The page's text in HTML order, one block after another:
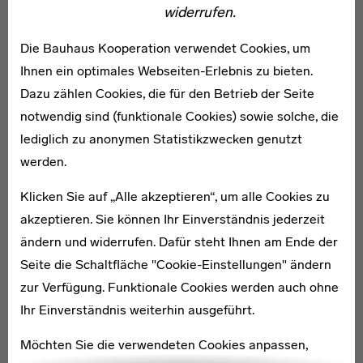
widerrufen.
Die Bauhaus Kooperation verwendet Cookies, um
Ihnen ein optimales Webseiten-Erlebnis zu bieten.
Dazu zählen Cookies, die für den Betrieb der Seite
notwendig sind (funktionale Cookies) sowie solche, die
lediglich zu anonymen Statistikzwecken genutzt
werden.
Klicken Sie auf „Alle akzeptieren“, um alle Cookies zu
akzeptieren. Sie können Ihr Einverständnis jederzeit
ändern und widerrufen. Dafür steht Ihnen am Ende der
Seite die Schaltfläche "Cookie-Einstellungen" ändern
zur Verfügung. Funktionale Cookies werden auch ohne
Ihr Einverständnis weiterhin ausgeführt.
Möchten Sie die verwendeten Cookies anpassen,
Kartenansicht öffnen
Kontaktdaten und Öffnungszeiten
ADRESSE
Mies-van-der-Rohe-Platz 1